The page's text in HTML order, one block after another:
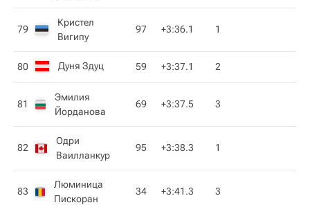
79
Кристел
Вигипу
97 +3:36.1 1
80 Дуня Здуц 59 +3:37.1 2
81
Эмилия
Йорданова
69 +3:37.5 3
82
Одри
Ваилланкур
95 +3:38.3 1
83
Люминица
Пискоран
34 +3:41.3 3